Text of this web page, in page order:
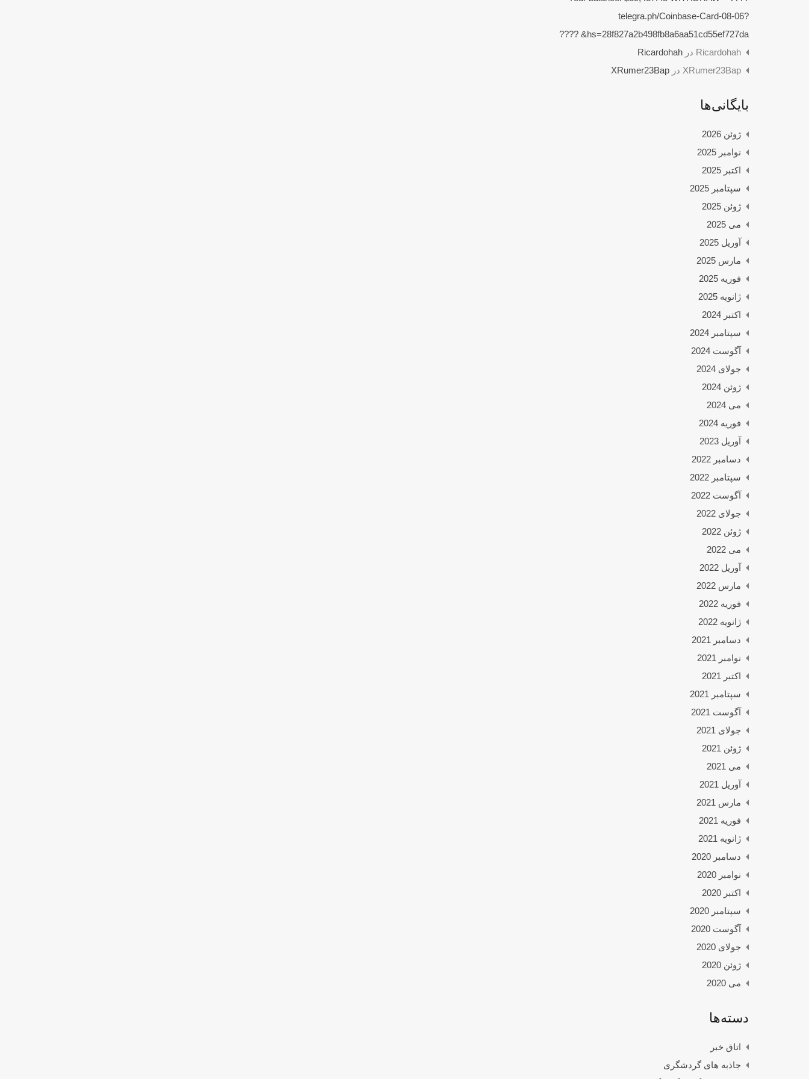
telegra.ph/Coinbase-Card-08-06?
hs=28f827a2b498fb8a6aa51cd55ef727da& ????️
Ricardohah درRicardohah
XRumer23Bap درXRumer23Bap
بایگانی‌ها
ژوئن 2026
نوامبر 2025
اکتبر 2025
سپتامبر 2025
ژوئن 2025
می 2025
آوریل 2025
مارس 2025
فوریه 2025
ژانویه 2025
اکتبر 2024
سپتامبر 2024
آگوست 2024
جولای 2024
ژوئن 2024
می 2024
فوریه 2024
آوریل 2023
دسامبر 2022
سپتامبر 2022
آگوست 2022
جولای 2022
ژوئن 2022
می 2022
آوریل 2022
مارس 2022
فوریه 2022
ژانویه 2022
دسامبر 2021
نوامبر 2021
اکتبر 2021
سپتامبر 2021
آگوست 2021
جولای 2021
ژوئن 2021
می 2021
آوریل 2021
مارس 2021
فوریه 2021
ژانویه 2021
دسامبر 2020
نوامبر 2020
اکتبر 2020
سپتامبر 2020
آگوست 2020
جولای 2020
ژوئن 2020
می 2020
دسته‌ها
اتاق خبر
جاذبه های گردشگری